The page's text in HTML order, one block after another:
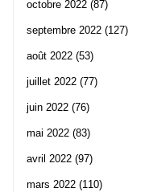
octobre 2022 (87)
septembre 2022 (127)
août 2022 (53)
juillet 2022 (77)
juin 2022 (76)
mai 2022 (83)
avril 2022 (97)
mars 2022 (110)